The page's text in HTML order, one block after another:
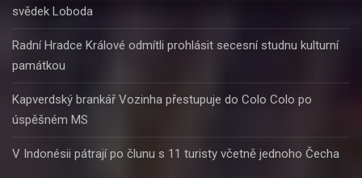
svědek Loboda
Radní Hradce Králové odmítli prohlásit secesní studnu kulturní
památkou
Kapverdský brankář Vozinha přestupuje do Colo Colo po
úspěšném MS
V Indonésii pátrají po člunu s 11 turisty včetně jednoho Čecha